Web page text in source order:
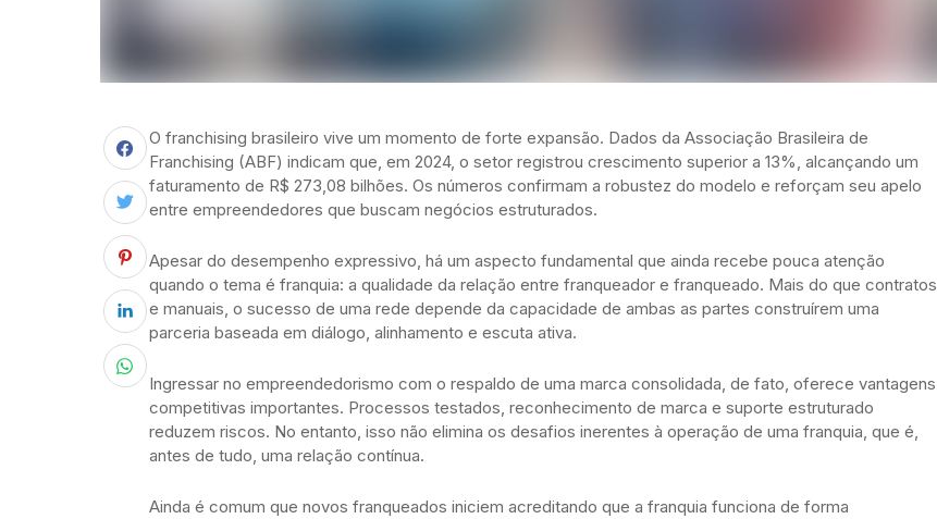
O franchising brasileiro vive um momento de forte expansão. Dados da Associação Brasileira de
Franchising (ABF) indicam que, em 2024, o setor registrou crescimento superior a 13%, alcançando um
faturamento de R$ 273,08 bilhões. Os números confirmam a robustez do modelo e reforçam seu apelo
entre empreendedores que buscam negócios estruturados.
Apesar do desempenho expressivo, há um aspecto fundamental que ainda recebe pouca atenção
quando o tema é franquia: a qualidade da relação entre franqueador e franqueado. Mais do que contratos
e manuais, o sucesso de uma rede depende da capacidade de ambas as partes construírem uma
parceria baseada em diálogo, alinhamento e escuta ativa.
Ingressar no empreendedorismo com o respaldo de uma marca consolidada, de fato, oferece vantagens
competitivas importantes. Processos testados, reconhecimento de marca e suporte estruturado
reduzem riscos. No entanto, isso não elimina os desafios inerentes à operação de uma franquia, que é,
antes de tudo, uma relação contínua.
Ainda é comum que novos franqueados iniciem acreditando que a franquia funciona de forma